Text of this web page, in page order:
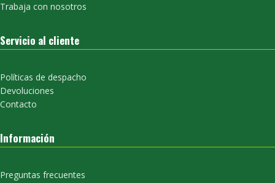
Trabaja con nosotros
Servicio al cliente
Políticas de despacho
Devoluciones
Contacto
Información
Preguntas frecuentes